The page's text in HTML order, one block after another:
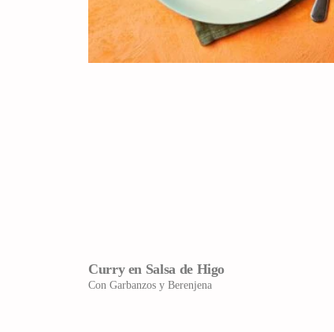
Curry en Salsa de Higo
Con Garbanzos y Berenjena